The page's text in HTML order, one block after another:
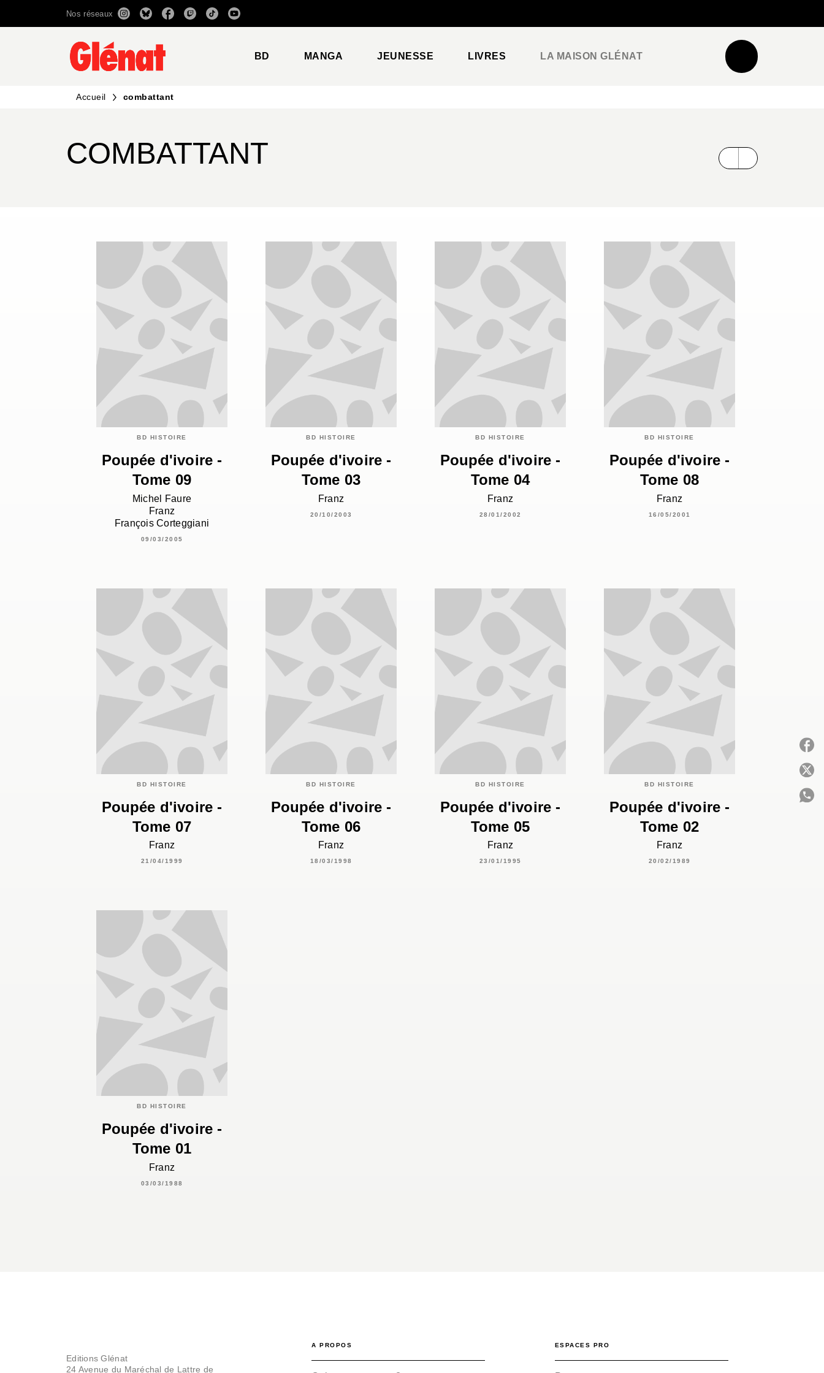
RECHERCHE CONTENU
Nos réseaux
BD MANGA JEUNESSE LIVRES LA MAISON GLÉNAT
Accueil combattant
COMBATTANT
BD HISTOIRE
Poupée d'ivoire -
Tome 09
Michel Faure
Franz
François Corteggiani
09/03/2005
BD HISTOIRE
Poupée d'ivoire -
Tome 03
Franz
20/10/2003
BD HISTOIRE
Poupée d'ivoire -
Tome 04
Franz
28/01/2002
BD HISTOIRE
Poupée d'ivoire -
Tome 08
Franz
16/05/2001
BD HISTOIRE
Poupée d'ivoire -
Tome 07
Franz
21/04/1999
BD HISTOIRE
Poupée d'ivoire -
Tome 06
Franz
18/03/1998
BD HISTOIRE
Poupée d'ivoire -
Tome 05
Franz
23/01/1995
BD HISTOIRE
Poupée d'ivoire -
Tome 02
Franz
20/02/1989
BD HISTOIRE
Poupée d'ivoire -
Tome 01
Franz
03/03/1988
Editions Glénat
24 Avenue du Maréchal de Lattre de
A PROPOS ESPACES PRO